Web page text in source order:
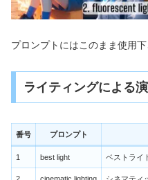
プロンプトにはこのまま使用
ライティングによる
番号 プロンプト
1 best light ベストライ